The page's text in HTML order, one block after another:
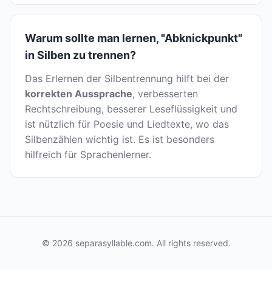
Warum sollte man lernen, "Abknickpunkt"
in Silben zu trennen?
Das Erlernen der Silbentrennung hilft bei der
korrekten Aussprache, verbesserten
Rechtschreibung, besserer Leseflüssigkeit und
ist nützlich für Poesie und Liedtexte, wo das
Silbenzählen wichtig ist. Es ist besonders
hilfreich für Sprachenlerner.
© 2026 separasyllable.com. All rights reserved.